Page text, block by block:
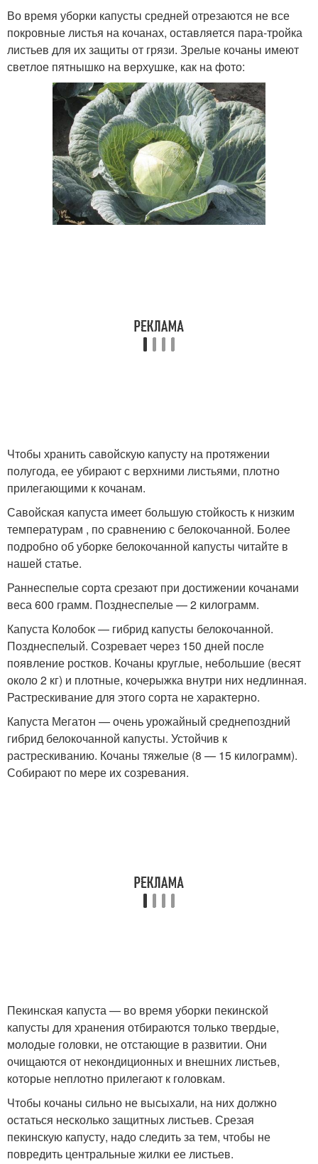
Во время уборки капусты средней отрезаются не все
покровные листья на кочанах, оставляется пара-тройка
листьев для их защиты от грязи. Зрелые кочаны имеют
светлое пятнышко на верхушке, как на фото:
Чтобы хранить савойскую капусту на протяжении
полугода, ее убирают с верхними листьями, плотно
прилегающими к кочанам.
Савойская капуста имеет большую стойкость к низким
температурам , по сравнению с белокочанной. Более
подробно об уборке белокочанной капусты читайте в
нашей статье.
Раннеспелые сорта срезают при достижении кочанами
веса 600 грамм. Позднеспелые — 2 килограмм.
Капуста Колобок — гибрид капусты белокочанной.
Позднеспелый. Созревает через 150 дней после
появление ростков. Кочаны круглые, небольшие (весят
около 2 кг) и плотные, кочерыжка внутри них недлинная.
Растрескивание для этого сорта не характерно.
Капуста Мегатон — очень урожайный среднепоздний
гибрид белокочанной капусты. Устойчив к
растрескиванию. Кочаны тяжелые (8 — 15 килограмм).
Собирают по мере их созревания.
Пекинская капуста — во время уборки пекинской
капусты для хранения отбираются только твердые,
молодые головки, не отстающие в развитии. Они
очищаются от некондиционных и внешних листьев,
которые неплотно прилегают к головкам.
Чтобы кочаны сильно не высыхали, на них должно
остаться несколько защитных листьев. Срезая
пекинскую капусту, надо следить за тем, чтобы не
повредить центральные жилки ее листьев.